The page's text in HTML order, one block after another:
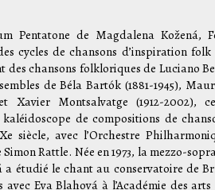
Pentatone de Magdalena Kožená,
cycles de chansons d’inspiration
des chansons folkloriques de Luciano
de Béla Bartók (1881-1945),
et Xavier Montsalvatge (1912-2002),
de compositions de
siècle, avec l’Orchestre
Rattle. Née en 1973, la mezzo-
a étudié le chant au conservatoire de
Eva Blahová à l’Académie des